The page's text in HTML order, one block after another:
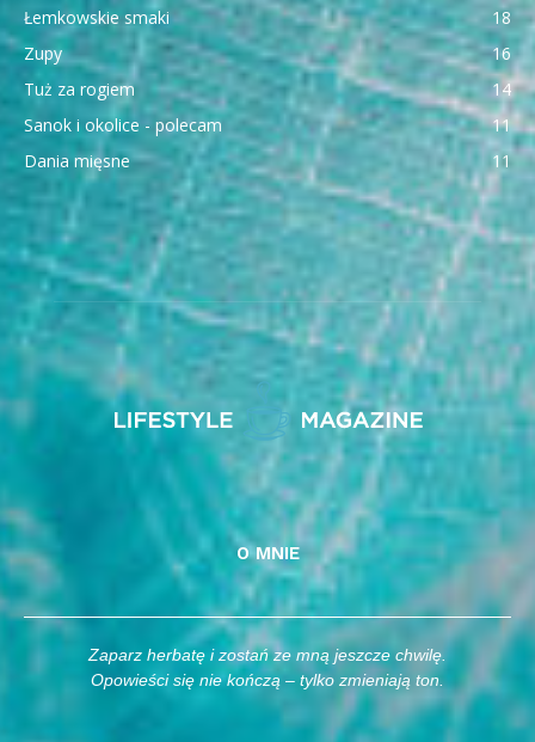
Łemkowskie smaki
18
Zupy
16
Tuż za rogiem
14
Sanok i okolice - polecam
11
Dania mięsne
11
O MNIE
Zaparz herbatę i zostań ze mną jeszcze chwilę.
Opowieści się nie kończą – tylko zmieniają ton.